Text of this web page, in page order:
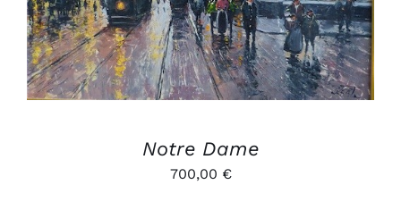
Notre Dame
700,00 €